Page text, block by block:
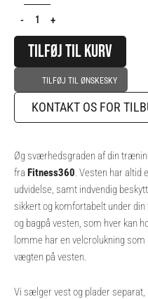
-
Plate
Carrier
antal
+
TILFØJ TIL KURV
TILFØJ TIL ØNSKESKY
KONTAKT OS FOR
Øg sværhedsgraden af din
fra Fitness360. Vesten har altid
udvidelse, samt indvendig
sikkert og komfortabelt under
og bagpå vesten, som hver kan
lomme har en velcrolukning
vægten på vesten.
Vi sælger vest og plader